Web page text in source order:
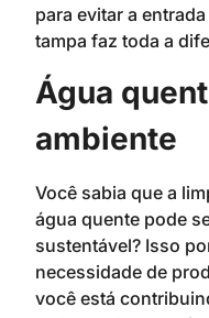
para evitar a
tampa faz toda a
Água
ambiente
Você sabia que a
água quente pode
sustentável? Isso
necessidade de
você está